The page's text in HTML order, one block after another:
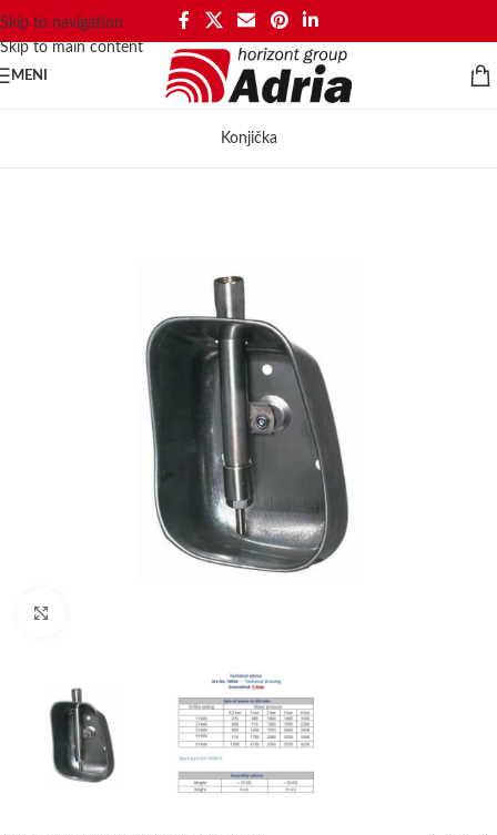
Skip to navigation
Skip to main content
MENI
Konjička